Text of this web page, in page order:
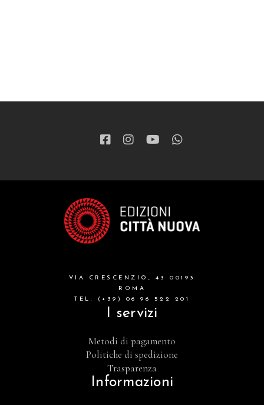
VIA CRESCENZIO, 43 00193
ROMA
TEL. (+39) 06 96 522 201
I servizi
Metodi di pagamento
Politiche di spedizione
Trasparenza
Informazioni